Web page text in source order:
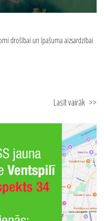
drošībai un īpašuma aizsardzībai
Lasīt vairāk >>